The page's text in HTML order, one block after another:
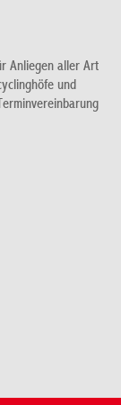
Anliegen aller Art
und